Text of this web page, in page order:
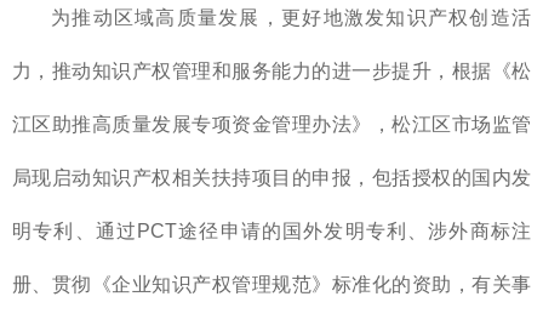
为推动区域高质量发展，更好地激发知识产权创造活
力，推动知识产权管理和服务能力的进一步提升，根据《松
江区助推高质量发展专项资金管理办法》，松江区市场监管
局现启动知识产权相关扶持项目的申报，包括授权的国内发
明专利、通过PCT途径申请的国外发明专利、涉外商标注
册、贯彻《企业知识产权管理规范》标准化的资助，有关事